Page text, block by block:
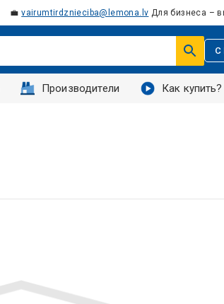
💼vairumtirdznieciba@lemona.lv Для бизнеса –
С
Производители Как купить?